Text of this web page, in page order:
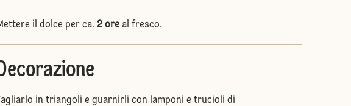
il dolce per ca. 2 ore al fresco.
Tagliarlo in triangoli e guarnirli con lamponi e trucioli di